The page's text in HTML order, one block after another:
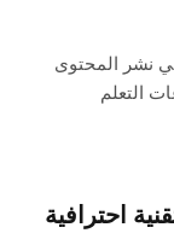
نشر المحتوى
التعلم
احترافية